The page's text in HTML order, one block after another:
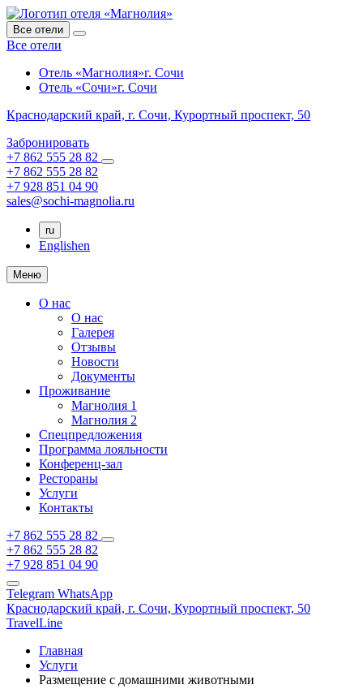
Все отели
Все отели
Отель «Магнолия»г. Сочи
Отель «Сочи»г. Сочи
Краснодарский край, г. Сочи, Курортный проспект, 50
Забронировать
+7 862 555 28 82
+7 862 555 28 82
+7 928 851 04 90
sales@sochi-magnolia.ru
ru
Englishen
Меню
О нас
О нас
Галерея
Отзывы
Новости
Документы
Проживание
Магнолия 1
Магнолия 2
Спецпредложения
Программа лояльности
Конференц-зал
Рестораны
Услуги
Контакты
+7 862 555 28 82
+7 862 555 28 82
+7 928 851 04 90
Telegram WhatsApp
Краснодарский край, г. Сочи, Курортный проспект, 50
TravelLine
Главная
Услуги
Размещение с домашними животными